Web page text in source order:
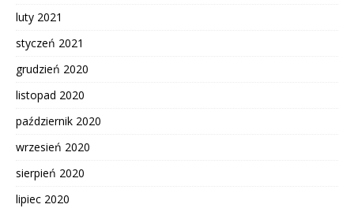
luty 2021
styczeń 2021
grudzień 2020
listopad 2020
październik 2020
wrzesień 2020
sierpień 2020
lipiec 2020